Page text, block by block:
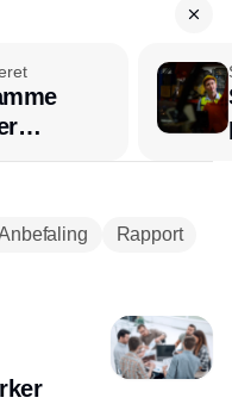
videre
Rapport